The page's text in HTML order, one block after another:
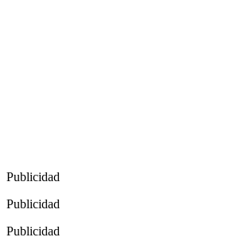
Publicidad
Publicidad
Publicidad